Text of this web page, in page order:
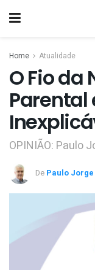
Home Atualidade
O Fio da
Parental
OPINIÃO: Paulo
De Paulo